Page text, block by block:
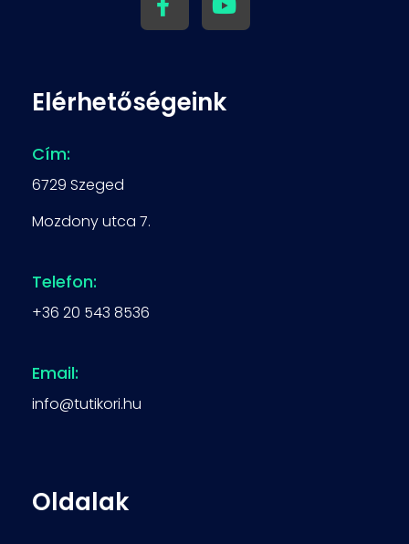
Elérhetőségeink
Cím:
6729 Szeged
Mozdony utca 7.
Telefon:
+36 20 543 8536
Email:
info@tutikori.hu
Oldalak